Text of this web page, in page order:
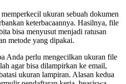
ukuran sebuah dokumen
keterbacaannya. Hasilnya, file
bisa menyusut menjadi ratusan
metode yang dipakai.
Anda perlu mengecilkan ukuran file
agar bisa dilampirkan ke email,
ukuran lampiran. Alasan kedua